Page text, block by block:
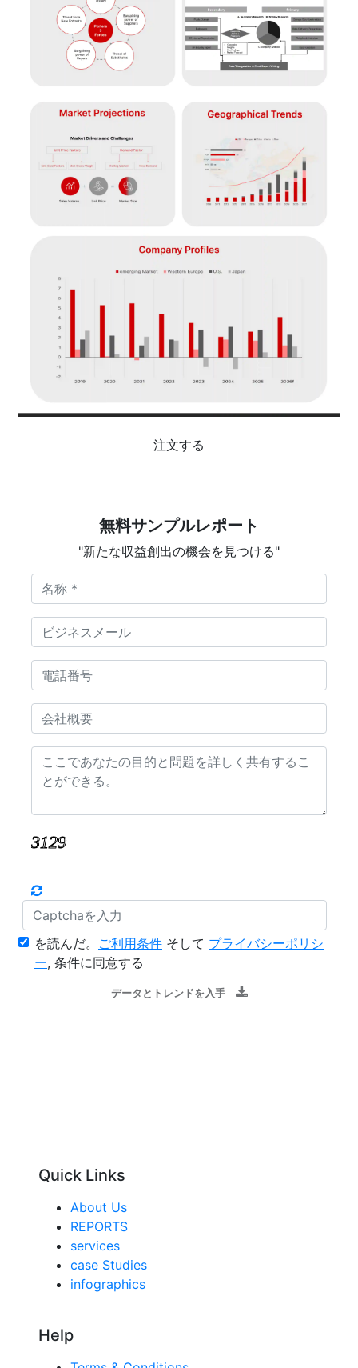
注文する
無料サンプルレポート
"新たな収益創出の機会を見つける"
を読んだ。 ご利用条件 そして プライバシーポリシ
ー, 条件に同意する
データとトレンドを入手
Quick Links
About Us
REPORTS
services
case Studies
infographics
Help